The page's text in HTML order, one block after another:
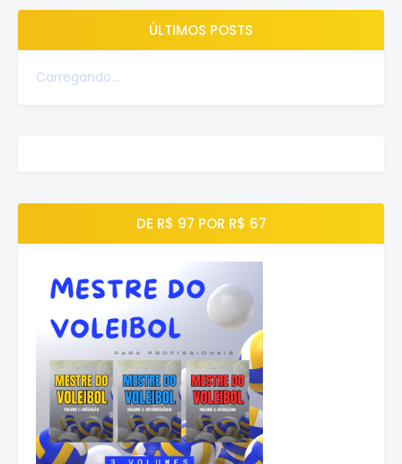
ÚLTIMOS POSTS
Carregando...
DE R$ 97 POR R$ 67